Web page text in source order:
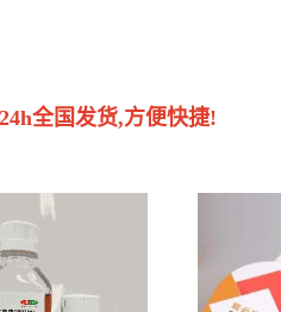
全国发货,方便快捷!